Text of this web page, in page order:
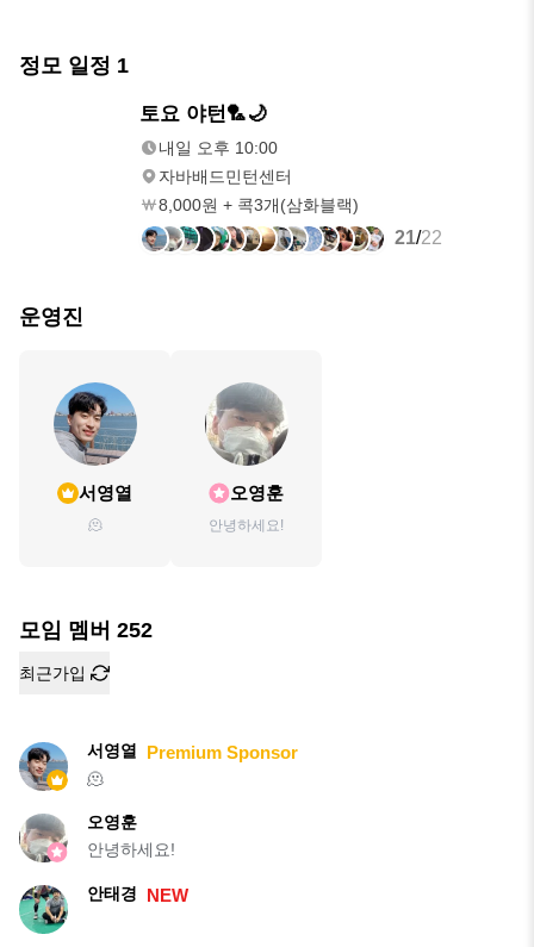
정모 일정 1
토요 야턴🏸🌙
내일 오후 10:00
자바배드민턴센터
8,000원 + 콕3개(삼화블랙)
21/22
운영진
서영열
🫠
오영훈
안녕하세요!
모임 멤버 252
최근가입
서영열 Premium Sponsor
🫠
오영훈
안녕하세요!
안태경 NEW